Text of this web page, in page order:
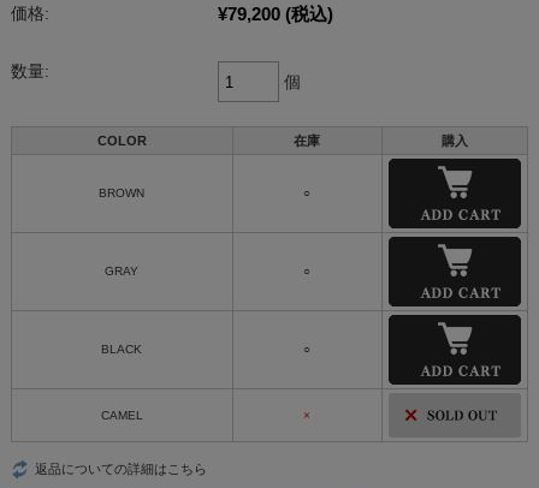
価格:
¥79,200 (税込)
数量:
個
COLOR 在庫 購入
BROWN ○
GRAY ○
BLACK ○
CAMEL ×
返品についての詳細はこちら